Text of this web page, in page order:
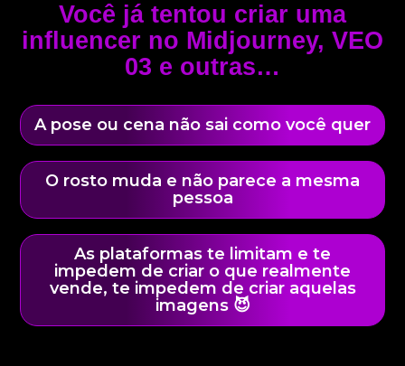
Você já tentou criar uma
influencer no Midjourney, VEO
03 e outras…
A pose ou cena não sai como você quer
O rosto muda e não parece a mesma
pessoa
As plataformas te limitam e te
impedem de criar o que realmente
vende, te impedem de criar aquelas
imagens 😈